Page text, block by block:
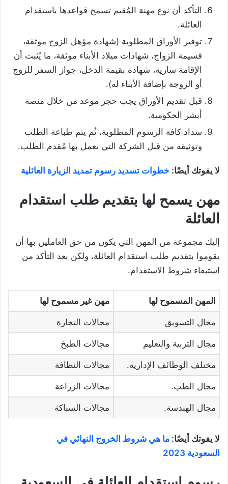
التأكد أن نوع مهنة المُقيم تسمح قواعدها باستقدام
العائلة.
توفير الأوراق المطلوبة (شهادة مؤهل الزوج موثقة،
قسيمة الزواج، شهادات ميلاد الأبناء موثقة، ما يُثبت أن
الإقامة سارية، شهادة بقيمة الدخل، جواز السفر للزوج
أو الزوجة بإضافة الأبناء له).
قبل تقديم الأوراق يجب حجز موعد من خلال منصة
أبشر الحكومية.
سداد كافة الرسوم المطلوبة، ثُم يتم طباعة الطلب
وتوثيقه من قبل الشركة التي يعمل بها مُقدم الطلب.
لا يفوتك أيضًا: خطوات تسديد رسوم تمديد الزيارة العائلية
مهن يسمح لها بتقديم طلب استقدام
العائلة
إليك مجموعة من المهن التي يكون من حق العاملين بها أن
يقوموا بتقديم طلب استقدام العائلة، ولكن بعد التأكد من
استيفاء شروط الاستقدام.
المهن المسموح لها مهن غير مسموح لها
مجال التسويق مجالات التجارة
مجال التربية والتعليم مجالات الطبخ
مختلف الوظائف الإدارية. مجالات النظافة
مجال الطب. مجالات الزراعة
مجال الهندسة. مجالات السباكة
لا يفوتك أيضًا: ما هي شروط الخروج النهائي في
السعودية 2023